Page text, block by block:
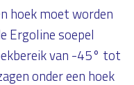
hoek moet worden
Ergoline soepel
van -45° tot
onder een hoek